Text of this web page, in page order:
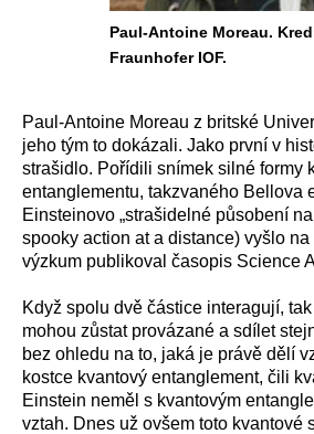
Paul-Antoine Moreau.
Fraunhofer IOF.
Paul-Antoine Moreau z britské
jeho tým to dokázali. Jako první v
strašidlo. Pořídili snímek silné formy
entanglementu, takzvaného Bellova
Einsteinovo „strašidelné působení
spooky action at a distance) vyšlo
výzkum publikoval časopis Science
Když spolu dvě částice interagují,
mohou zůstat provázané a sdílet
bez ohledu na to, jaká je právě dělí
kostce kvantový entanglement, čili
Einstein neměl s kvantovým
vztah. Dnes už ovšem toto kvantové